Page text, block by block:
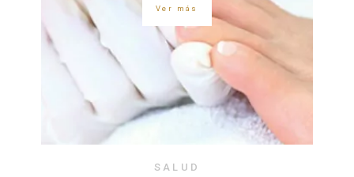
Ver más
SALUD